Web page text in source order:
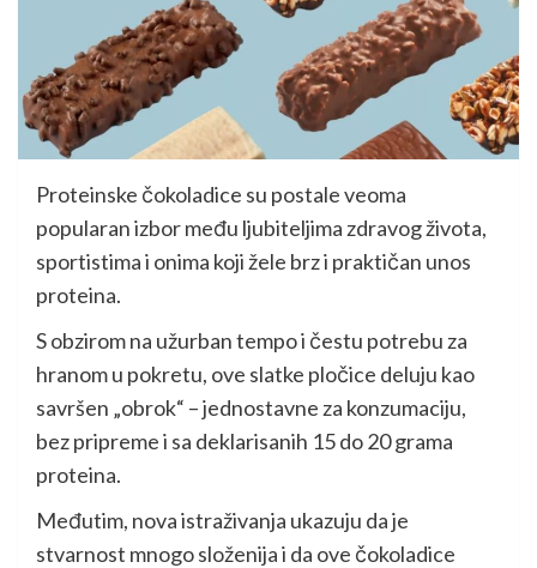
Proteinske čokoladice su postale veoma
popularan izbor među ljubiteljima zdravog života,
sportistima i onima koji žele brz i praktičan unos
proteina.
S obzirom na užurban tempo i čestu potrebu za
hranom u pokretu, ove slatke pločice deluju kao
savršen „obrok“ – jednostavne za konzumaciju,
bez pripreme i sa deklarisanih 15 do 20 grama
proteina.
Međutim, nova istraživanja ukazuju da je
stvarnost mnogo složenija i da ove čokoladice